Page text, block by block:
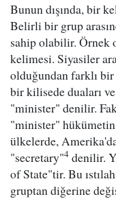
Bunun dışında, bir
Belirli bir grup
sahip olabilir.
kelimesi. Siyasiler
olduğundan farklı
bir kilisede duaları
"minister" denilir.
"minister" hükümetin
ülkelerde,
"secretary"4 denilir.
of State"tir. Bu
gruptan diğerine